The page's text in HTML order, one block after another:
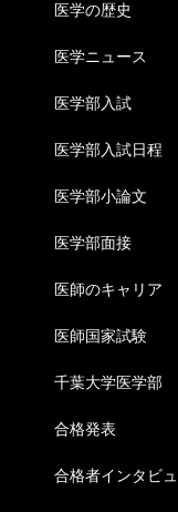
医学の歴史
医学ニュース
医学部入試
医学部入試日程
医学部小論文
医学部面接
医師のキャリア
医師国家試験
千葉大学医学部
合格発表
合格者インタビ